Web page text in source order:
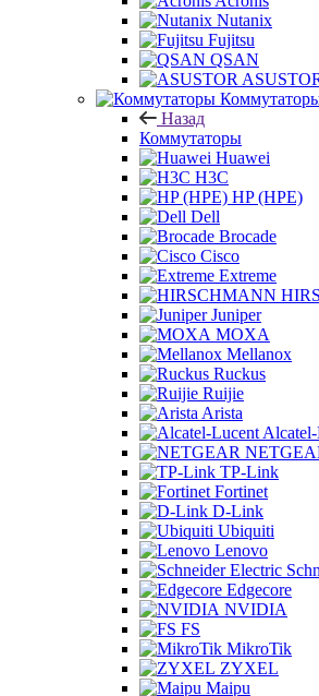
Nutanix
Fujitsu
QSAN
Назад
Коммутаторы
Huawei
H3C
HP (HPE)
Dell
Brocade
Cisco
Extreme
Juniper
MOXA
Mellanox
Ruckus
Ruijie
Arista
TP-Link
Fortinet
D-Link
Ubiquiti
Lenovo
Edgecore
NVIDIA
FS
MikroTik
ZYXEL
Maipu